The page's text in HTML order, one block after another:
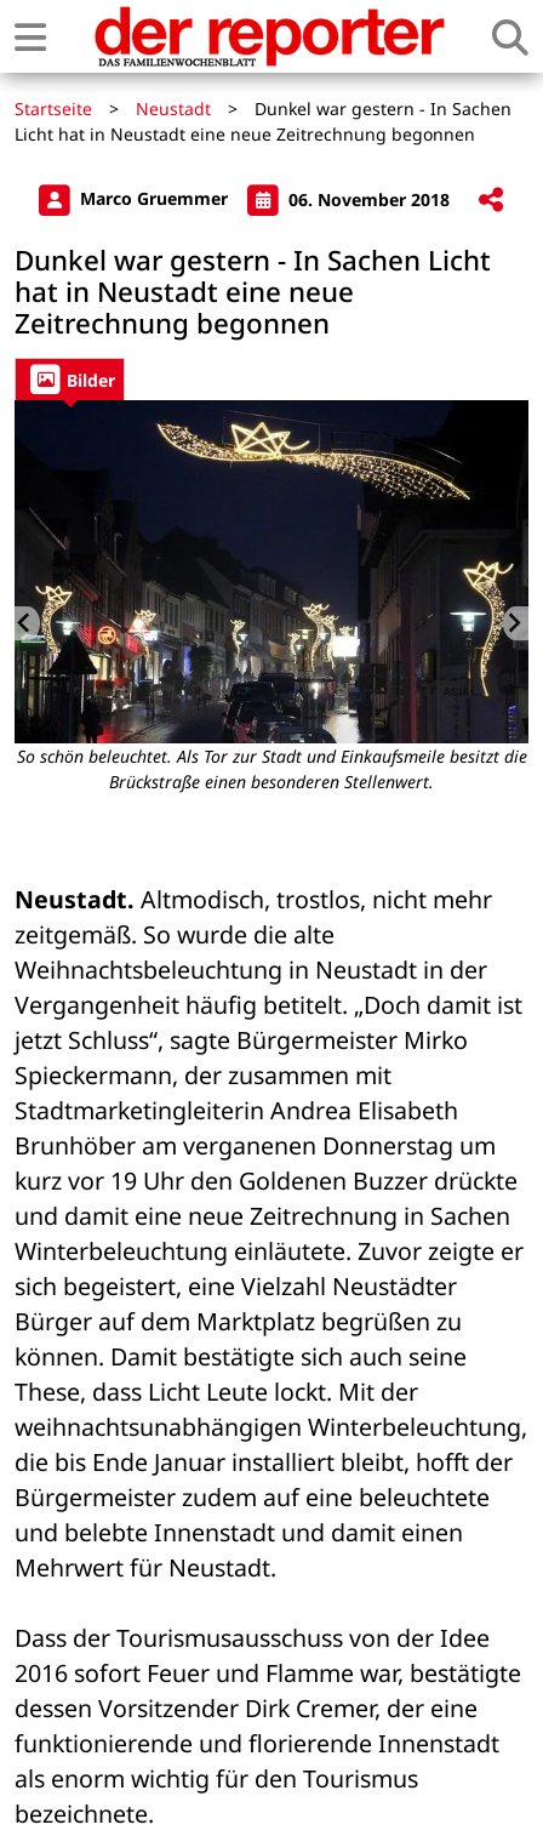
Startseite > Neustadt >
Dunkel war gestern - In Sachen
Licht hat in Neustadt eine neue Zeitrechnung begonnen
Marco Gruemmer 06. November 2018
Dunkel war gestern - In Sachen Licht
hat in Neustadt eine neue
Zeitrechnung begonnen
Bilder
So schön beleuchtet. Als Tor zur Stadt und Einkaufsmeile besitzt die
Brückstraße einen besonderen Stellenwert.
Neustadt. Altmodisch, trostlos, nicht mehr
zeitgemäß. So wurde die alte
Weihnachtsbeleuchtung in Neustadt in der
Vergangenheit häufig betitelt. „Doch damit ist
jetzt Schluss“, sagte Bürgermeister Mirko
Spieckermann, der zusammen mit
Stadtmarketingleiterin Andrea Elisabeth
Brunhöber am verganenen Donnerstag um
kurz vor 19 Uhr den Goldenen Buzzer drückte
und damit eine neue Zeitrechnung in Sachen
Winterbeleuchtung einläutete. Zuvor zeigte er
sich begeistert, eine Vielzahl Neustädter
Bürger auf dem Marktplatz begrüßen zu
können. Damit bestätigte sich auch seine
These, dass Licht Leute lockt. Mit der
weihnachtsunabhängigen Winterbeleuchtung,
die bis Ende Januar installiert bleibt, hofft der
Bürgermeister zudem auf eine beleuchtete
und belebte Innenstadt und damit einen
Mehrwert für Neustadt.
Dass der Tourismusausschuss von der Idee
2016 sofort Feuer und Flamme war, bestätigte
dessen Vorsitzender Dirk Cremer, der eine
funktionierende und florierende Innenstadt
als enorm wichtig für den Tourismus
bezeichnete.